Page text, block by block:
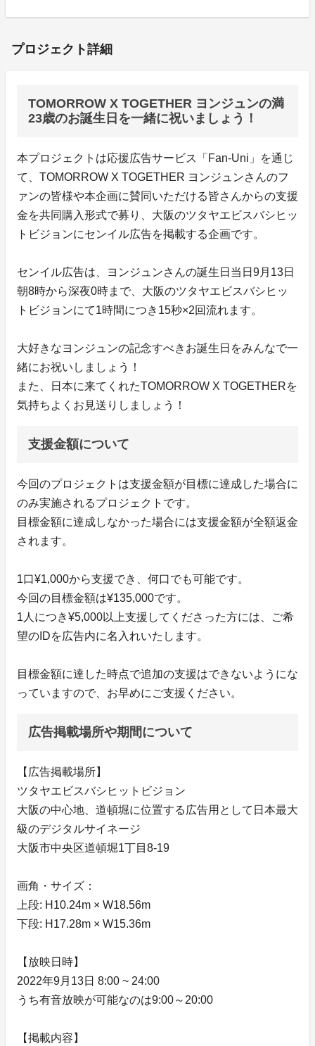
プロジェクト詳細
TOMORROW X TOGETHER ヨンジュンの満
23歳のお誕生日を一緒に祝いましょう！
本プロジェクトは応援広告サービス「Fan-Uni」を通じ
て、TOMORROW X TOGETHER ヨンジュンさんのフ
ァンの皆様や本企画に賛同いただける皆さんからの支援
金を共同購入形式で募り、大阪のツタヤエビスバシヒッ
トビジョンにセンイル広告を掲載する企画です。
センイル広告は、ヨンジュンさんの誕生日当日9月13日
朝8時から深夜0時まで、大阪のツタヤエビスバシヒッ
トビジョンにて1時間につき15秒×2回流れます。
大好きなヨンジュンの記念すべきお誕生日をみんなで一
緒にお祝いしましょう！
また、日本に来てくれたTOMORROW X TOGETHERを
気持ちよくお見送りしましょう！
支援金額について
今回のプロジェクトは支援金額が目標に達成した場合に
のみ実施されるプロジェクトです。
目標金額に達成しなかった場合には支援金額が全額返金
されます。
1口¥1,000から支援でき、何口でも可能です。
今回の目標金額は¥135,000です。
1人につき¥5,000以上支援してくださった方には、ご希
望のIDを広告内に名入れいたします。
目標金額に達した時点で追加の支援はできないようにな
っていますので、お早めにご支援ください。
広告掲載場所や期間について
【広告掲載場所】
ツタヤエビスバシヒットビジョン
大阪の中心地、道頓堀に位置する広告用として日本最大
級のデジタルサイネージ
大阪市中央区道頓堀1丁目8-19
画角・サイズ：
上段: H10.24m × W18.56m
下段: H17.28m × W15.36m
【放映日時】
2022年9月13日 8:00 ~ 24:00
うち有音放映が可能なのは9:00～20:00
【掲載内容】